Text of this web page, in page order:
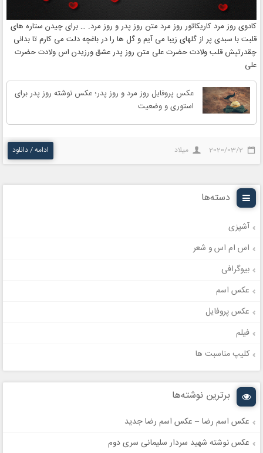
کادوی روز مرد کاریکاتور روز مرد متن روز پدر و روز مرد. … برای چیدن ستاره های
قلبت با سبدی پر از گلهای زیبا می آیم و گل ها را در باغچه دلت می کارم تا بدانی
چقدرتپش قلب ولادت حضرت علی متن روز پدر عشق ورزیدن اس ولادت حضرت
علی
عکس پروفایل روز مرد و روز پدر؛ عکس نوشته روز پدر برای
استوری و وضعیت
2020/03/2 میلاد ادامه / دانلود
دسته‌ها
آشپزی
اس ام اس و شعر
بیوگرافی
عکس اسم
عکس پروفایل
فیلم
کلیپ مناسبت ها
برترین نوشته‌ها
عکس اسم رضا – عکس اسم رضا جدید
عکس نوشته شهید سردار سلیمانی سری دوم